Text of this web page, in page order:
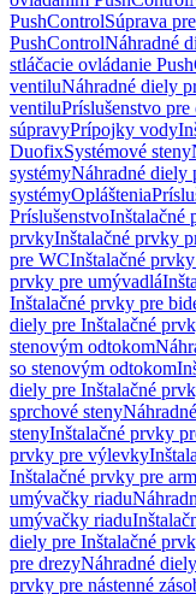
PushControlSúprava
PushControlNáhradné
stláčacie ovládanie
ventiluNáhradné diely
ventiluPríslušenstvo
súpravyPrípojky vody
DuofixSystémové steny
systémyNáhradné diely
systémyOpláštenia
PríslušenstvoInštalačné
prvkyInštalačné prvky
pre WCInštalačné
prvky pre umývadlá
Inštalačné prvky pre
diely pre Inštalačné
stenovým odtokom
so stenovým odtokom
diely pre Inštalačné
sprchové steny
stenyInštalačné prvky
prvky pre výlevky
Inštalačné prvky pre
umývačky riadu
umývačky riadu
diely pre Inštalačné
pre drezyNáhradné
prvky pre nástenné